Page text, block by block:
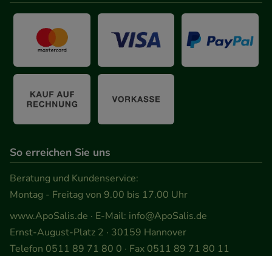
So erreichen Sie uns
Beratung und Kundenservice:
Montag - Freitag von 9.00 bis 17.00 Uhr
www.ApoSalis.de · E-Mail: info@ApoSalis.de
Ernst-August-Platz 2 · 30159 Hannover
Telefon 0511 89 71 80 0 · Fax 0511 89 71 80 11